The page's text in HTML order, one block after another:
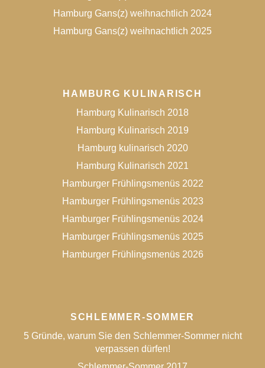
Hamburg Gans(z) weihnachtlich 2024
Hamburg Gans(z) weihnachtlich 2025
HAMBURG KULINARISCH
Hamburg Kulinarisch 2018
Hamburg Kulinarisch 2019
Hamburg kulinarisch 2020
Hamburg Kulinarisch 2021
Hamburger Frühlingsmenüs 2022
Hamburger Frühlingsmenüs 2023
Hamburger Frühlingsmenüs 2024
Hamburger Frühlingsmenüs 2025
Hamburger Frühlingsmenüs 2026
SCHLEMMER-SOMMER
5 Gründe, warum Sie den Schlemmer-Sommer nicht
verpassen dürfen!